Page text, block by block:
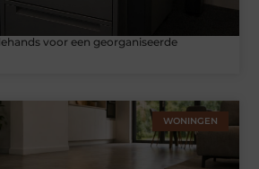
voor een georganiseerde
WONINGEN